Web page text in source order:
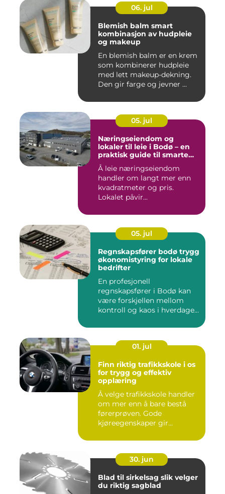
06. jul
Blemish balm smart
kombinasjon av hudpleie
og makeup
En blemish balm er en krem
som kombinerer hudpleie
med lett makeup-dekning.
Den gir farge og jevner ...
05. jul
Næringseiendom og
lokaler til leie i Bodø – en
praktisk guide til smarte
valg
Å leie næringseiendom
handler om langt mer enn
kvadratmeter og pris.
Lokalet påvir...
05. jul
Regnskapsfører bodø trygg
økonomistyring for lokale
bedrifter
En profesjonell
regnskapsfører i Bodø kan
være forskjellen mellom
kontroll og kaos i hverdagen.
01. jul
Finn riktig trafikkskole i os
for trygg og effektiv
opplæring
Å velge trafikkskole handler
om mer enn å bare bestå
førerprøven. Gode
kjøreegenskaper gir
30. jun
Blad til sirkelsag slik velger
du riktig sagblad